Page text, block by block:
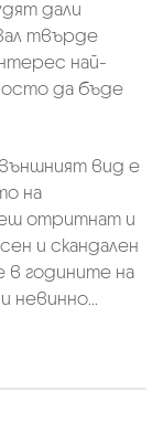
дали
твърде
най-
да бъде
вид е
на
отритнат и
и скандален
годините на
невинно...